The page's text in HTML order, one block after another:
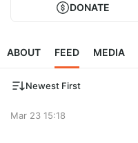
DONATE
ABOUT FEED MEDIA
Newest First
Mar 23 15:18